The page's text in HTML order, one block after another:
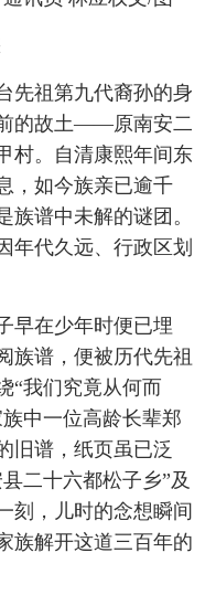
先祖第九代裔孙的身
的故土——原南安二
村。自清康熙年间东
，如今族亲已逾千
族谱中未解的谜团。
年代久远、行政区划
早在少年时便已埋
族谱，便被历代先祖
“我们究竟从何而
中一位高龄长辈郑
旧谱，纸页虽已泛
二十六都松子乡”及
刻，儿时的念想瞬间
解开这道三百年的